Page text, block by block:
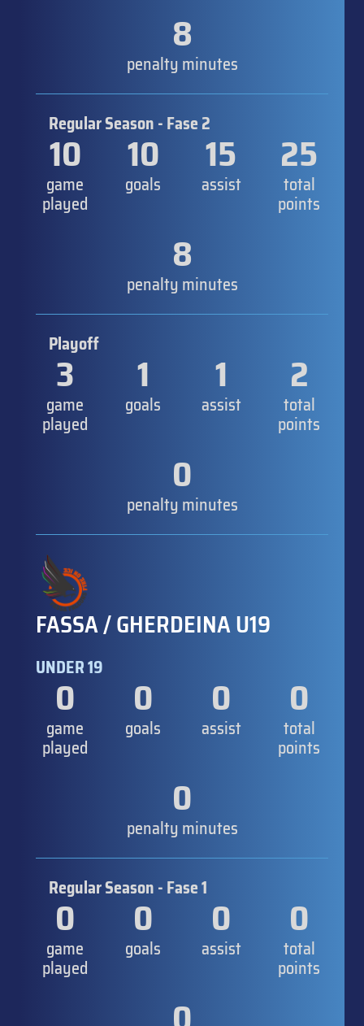
8
penalty minutes
Regular Season - Fase 2
10
game
played
10
goals
15
assist
25
total
points
8
penalty minutes
Playoff
3
game
played
1
goals
1
assist
2
total
points
0
penalty minutes
FASSA / GHERDEINA U19
UNDER 19
0
game
played
0
goals
0
assist
0
total
points
0
penalty minutes
Regular Season - Fase 1
0
game
played
0
goals
0
assist
0
total
points